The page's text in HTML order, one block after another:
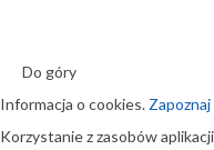
Do góry
Informacja o cookies.
Korzystanie z zasobów